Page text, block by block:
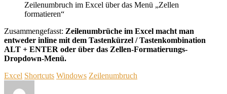
Zeilenumbruch im Excel über das Menü „Zellen
formatieren“
Zusammengefasst: Zeilenumbrüche im Excel macht man
entweder inline mit dem Tastenkürzel / Tastenkombination
ALT + ENTER oder über das Zellen-Formatierungs-
Dropdown-Menü.
Excel Shortcuts Windows Zeilenumbruch